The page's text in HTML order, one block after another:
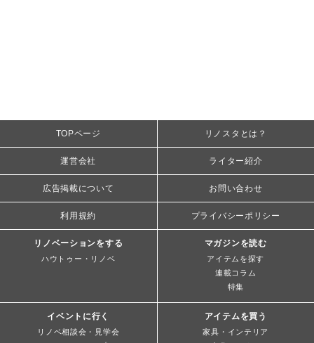
TOPページ リノスタとは？
運営会社 ライター紹介
広告掲載について お問い合わせ
利用規約 プライバシーポリシー
リノベーションをする
ハウトゥー・リノベ
マガジンを読む
アイテムを探す
連載コラム
特集
イベントに行く
リノベ相談会・見学会
アイテムを買う
家具・インテリア